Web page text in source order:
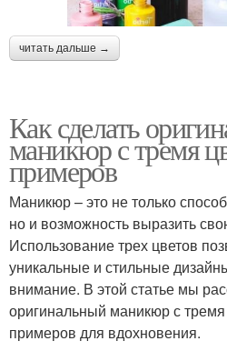
читать дальше →
Как сделать
маникюр с тремя
примеров
Маникюр – это не только
но и возможность выразить
Использование трех цветов
уникальные и стильные
внимание. В этой статье мы
оригинальный маникюр с
примеров для вдохновения.